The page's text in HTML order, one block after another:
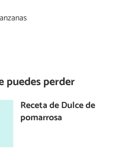
puedes perder
Receta de Dulce de
pomarrosa